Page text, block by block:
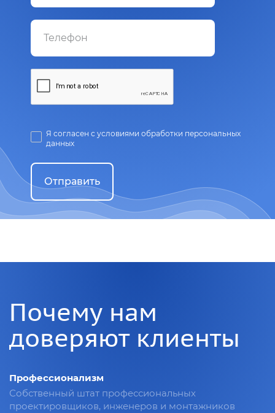
Я согласен с условиями обработки персональных
данных
Отправить
Почему нам
доверяют клиенты
Профессионализм
Собственный штат профессиональных
проектировщиков, инженеров и монтажников